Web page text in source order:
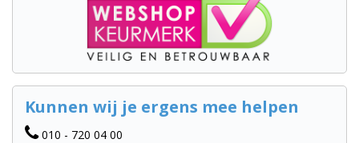
Kunnen wij je ergens mee helpen
010 - 720 04 00